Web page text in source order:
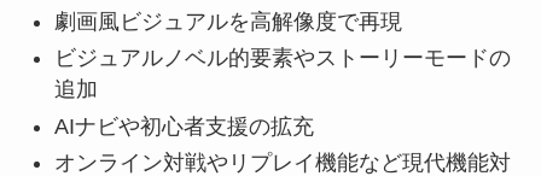
劇画風ビジュアルを高解像度で再現
ビジュアルノベル的要素やストーリーモードの
追加
AIナビや初心者支援の拡充
オンライン対戦やリプレイ機能など現代機能対